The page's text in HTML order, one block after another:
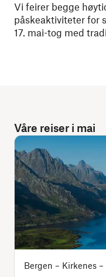
Vi feirer begge
påskeaktiviteter for
17. mai-tog med
Våre reiser i mai
Bergen – Kirkenes